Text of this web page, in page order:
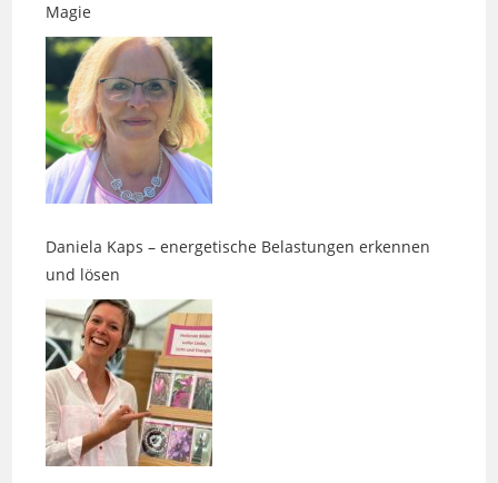
Daniela Kaps – energetische Belastungen erkennen
Kerstin Tiedtke: Ein Tag, der nur dir gehört